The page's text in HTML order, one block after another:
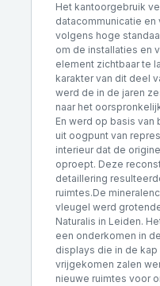
Het kantoorgebruik
datacommunicatie
volgens hoge
om de installaties en
element zichtbaar te
karakter van dit deel
werd de in de jaren
naar het
En werd op basis
uit oogpunt van
interieur dat de
oproept. Deze
detaillering
ruimtes.De
vleugel werd
Naturalis in Leiden.
een onderkomen in
displays die in de
vrijgekomen zalen
nieuwe ruimtes voor